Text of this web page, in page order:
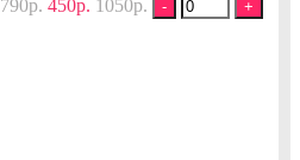
790р. 450р. 1050р. - +